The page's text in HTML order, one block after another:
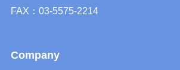
FAX：03-5575-2214
Company